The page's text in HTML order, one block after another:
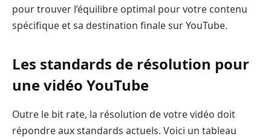
pour trouver l’équilibre optimal pour votre contenu
spécifique et sa destination finale sur YouTube.
Les standards de résolution pour
une vidéo YouTube
Outre le bit rate, la résolution de votre vidéo doit
répondre aux standards actuels. Voici un tableau